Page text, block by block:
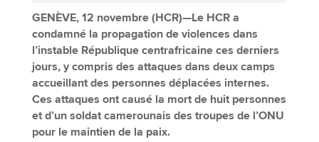
GENÈVE, 12 novembre (HCR)—Le HCR a
condamné la propagation de violences dans
l’instable République centrafricaine ces derniers
jours, y compris des attaques dans deux camps
accueillant des personnes déplacées internes.
Ces attaques ont causé la mort de huit personnes
et d’un soldat camerounais des troupes de l’ONU
pour le maintien de la paix.